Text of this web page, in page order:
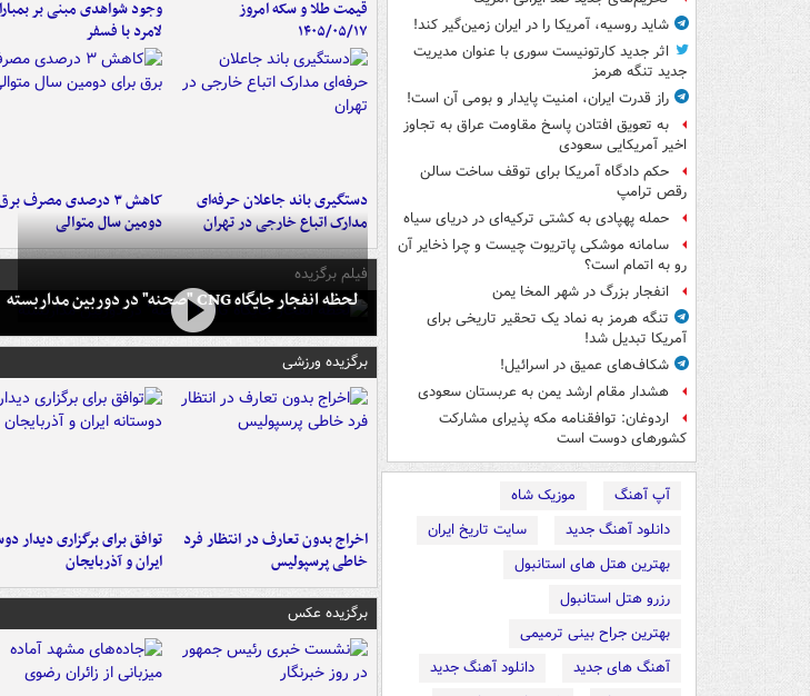
شاید روسیه، آمریکا را در ایران زمین‌گیر کند!
اثر جدید کارتونیست سوری با عنوان مدیریت
جدید تنگه هرمز
راز قدرت ایران، امنیت پایدار و بومی آن است!
به تعویق افتادن پاسخ مقاومت عراق به تجاوز
اخیر آمریکایی سعودی
حکم دادگاه آمریکا برای توقف ساخت سالن
رقص ترامپ
حمله پهپادی به کشتی ترکیه‌ای در دریای سیاه
سامانه موشکی پاتریوت چیست و چرا ذخایر آن
رو به اتمام است؟
انفجار بزرگ در شهر المخا یمن
تنگه هرمز به نماد یک تحقیر تاریخی برای
آمریکا تبدیل شد!
شکاف‌های عمیق در اسرائیل!
هشدار مقام ارشد یمن به عربستان سعودی
اردوغان: توافقنامه مکه پذیرای مشارکت
کشورهای دوست است
آپ آهنگ
موزیک شاه
دانلود آهنگ جدید
سایت تاریخ ایران
بهترین هتل های استانبول
رزرو هتل استانبول
بهترین جراح بینی ترمیمی
آهنگ های جدید
دانلود آهنگ جدید
قیمت طلا و سکه امروز
۱۴۰۵/۰۵/۱۷
وجود شواهدی مبنی بر
لامرد با فسفر
دستگیری باند جاعلان حرفه‌ای
مدارک اتباع خارجی در تهران
کاهش ۳ درصدی مصرف
دومین سال متوالی
فیلم برگزیده
لحظه انفجار جایگاه CNG "صحنه" در دوربین مداربسته
برگزیده ورزشی
اخراج بدون تعارف در انتظار فرد
خاطی پرسپولیس
توافق برای برگزاری دیدار
ایران و آذربایجان
برگزیده عکس